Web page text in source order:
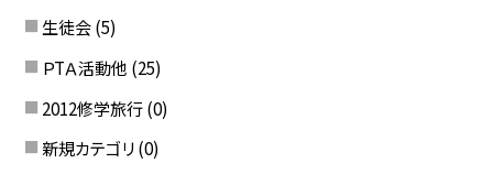
生徒会 (5)
ＰTＡ活動他 (25)
2012修学旅行 (0)
新規カテゴリ (0)